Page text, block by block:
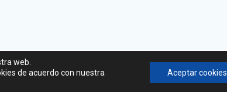
web.
de acuerdo con nuestra
Aceptar cookies